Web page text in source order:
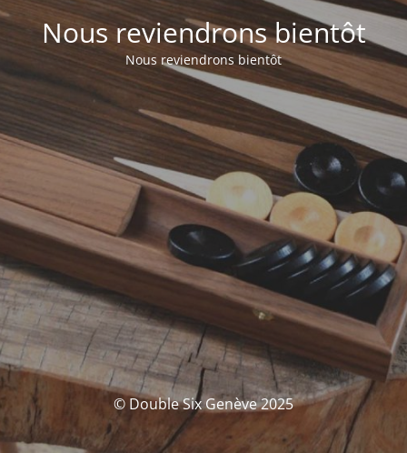
Nous reviendrons bientôt
Nous reviendrons bientôt
© Double Six Genève 2025